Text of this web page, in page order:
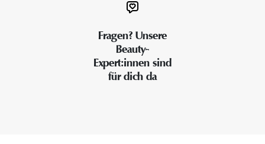
Fragen? Unsere
Beauty-
Expert:innen sind
für dich da